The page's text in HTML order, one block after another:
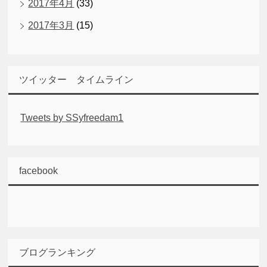
2017年4月 (33)
2017年3月 (15)
ツイッター タイムライン
Tweets by SSyfreedam1
facebook
ブログランキング